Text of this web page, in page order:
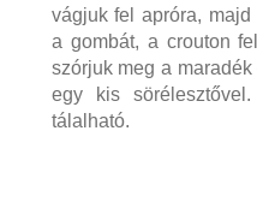
vágjuk fel apróra,
a gombát, a crouton
szórjuk meg a
egy kis
tálalható.